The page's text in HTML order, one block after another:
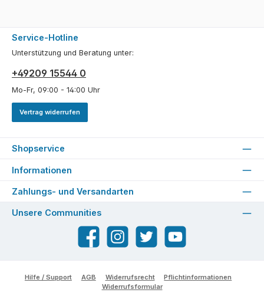
Service-Hotline
Unterstützung und Beratung unter:
+49209 15544 0
Mo-Fr, 09:00 - 14:00 Uhr
Vertrag widerrufen
Shopservice
Informationen
Zahlungs- und Versandarten
Unsere Communities
FacebookInstagram Twitter YouTube
Hilfe / Support AGB Widerrufsrecht
Pflichtinformationen
Widerrufsformular